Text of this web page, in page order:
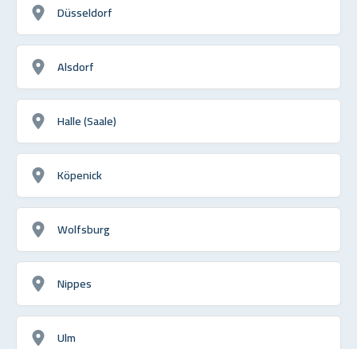
Düsseldorf
Alsdorf
Halle (Saale)
Köpenick
Wolfsburg
Nippes
Ulm